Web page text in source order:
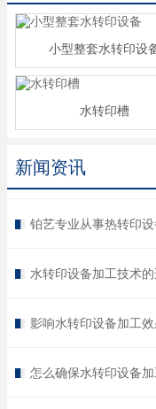
小型整套水转印设
水转印槽
新闻资讯
铂艺专业从事热转印
水转印设备加工技术
影响水转印设备加工
怎么确保水转印设备